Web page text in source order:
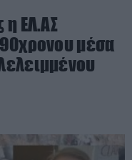
ΕΛ.ΑΣ
μέσα